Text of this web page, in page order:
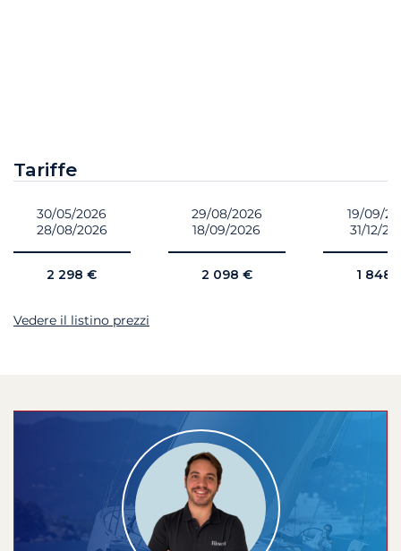
Tariffe
30/05/2026
28/08/2026
2 298 €
29/08/2026
18/09/2026
2 098 €
19/09/
31/12/
1 848
Vedere il listino prezzi